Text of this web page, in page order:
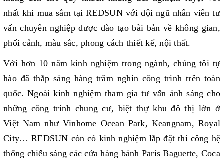
nhất khi mua sắm tại REDSUN với đội ngũ nhân viên tư
vấn chuyên nghiệp được đào tạo bài bản về không gian,
phối cảnh, màu sắc, phong cách thiết kế, nội thất.
Với hơn 10 năm kinh nghiệm trong ngành, chúng tôi tự
hào đã thắp sáng hàng trăm nghìn công trình trên toàn
quốc. Ngoài kinh nghiệm tham gia tư vấn ánh sáng cho
những công trình chung cư, biệt thự khu đô thị lớn ở
Việt Nam như Vinhome Ocean Park, Keangnam, Royal
City… REDSUN còn có kinh nghiệm lắp đặt thi công hệ
thống chiếu sáng các cửa hàng bánh Paris Baguette, Coca